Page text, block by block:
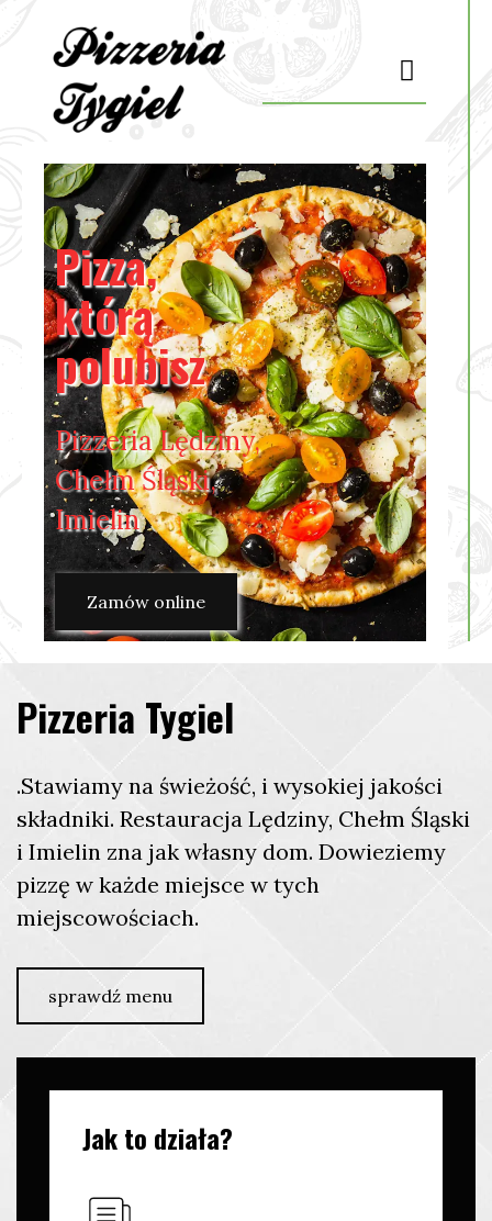
Pizza,
którą
polubisz
Pizzeria Lędziny,
Chełm Śląski,
Imielin
Zamów online
Pizzeria Tygiel
.Stawiamy na świeżość, i wysokiej jakości
składniki. Restauracja Lędziny, Chełm Śląski
i Imielin zna jak własny dom. Dowieziemy
pizzę w każde miejsce w tych
miejscowościach.
sprawdź menu
Jak to działa?